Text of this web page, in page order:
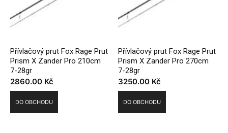
Přívlačový prut Fox Rage Prut
Prism X Zander Pro 210cm
7-28gr
2860.00 Kč
DO OBCHODU
Přívlačový prut Fox Rage Prut
Prism X Zander Pro 270cm
7-28gr
3250.00 Kč
DO OBCHODU